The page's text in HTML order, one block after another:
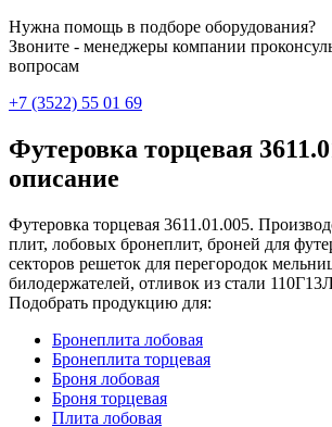
Нужна помощь в подборе оборудования?
Звоните - менеджеры компании
вопросам
+7 (3522) 55 01 69
Футеровка торцевая
описание
Футеровка торцевая 3611.01.005.
плит, лобовых бронеплит, броней для
секторов решеток для перегородок
билодержателей, отливок из стали
Подобрать продукцию для:
Бронеплита лобовая
Бронеплита торцевая
Броня лобовая
Броня торцевая
Плита лобовая